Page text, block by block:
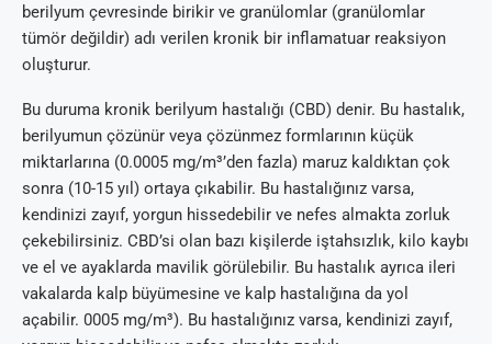
berilyum çevresinde birikir ve granülomlar (granülomlar
tümör değildir) adı verilen kronik bir inflamatuar reaksiyon
oluşturur.
Bu duruma kronik berilyum hastalığı (CBD) denir. Bu hastalık,
berilyumun çözünür veya çözünmez formlarının küçük
miktarlarına (0.0005 mg/m³’den fazla) maruz kaldıktan çok
sonra (10-15 yıl) ortaya çıkabilir. Bu hastalığınız varsa,
kendinizi zayıf, yorgun hissedebilir ve nefes almakta zorluk
çekebilirsiniz. CBD’si olan bazı kişilerde iştahsızlık, kilo kaybı
ve el ve ayaklarda mavilik görülebilir. Bu hastalık ayrıca ileri
vakalarda kalp büyümesine ve kalp hastalığına da yol
açabilir. 0005 mg/m³). Bu hastalığınız varsa, kendinizi zayıf,